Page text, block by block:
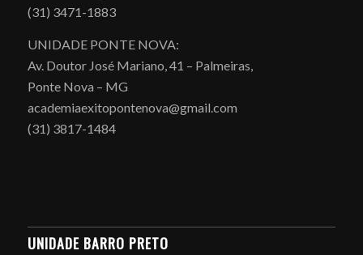
(31) 3471-1883
UNIDADE PONTE NOVA:
Av. Doutor José Mariano, 41 – Palmeiras,
Ponte Nova – MG
academiaexitopontenova@gmail.com
(31) 3817-1484
UNIDADE BARRO PRETO